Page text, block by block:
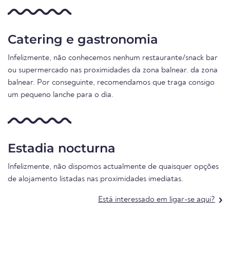
Catering e gastronomia
Infelizmente, não conhecemos nenhum restaurante/snack bar
ou supermercado nas proximidades da zona balnear. da zona
balnear. Por conseguinte, recomendamos que traga consigo
um pequeno lanche para o dia.
Estadia nocturna
Infelizmente, não dispomos actualmente de quaisquer opções
de alojamento listadas nas proximidades imediatas.
Está interessado em ligar-se aqui?